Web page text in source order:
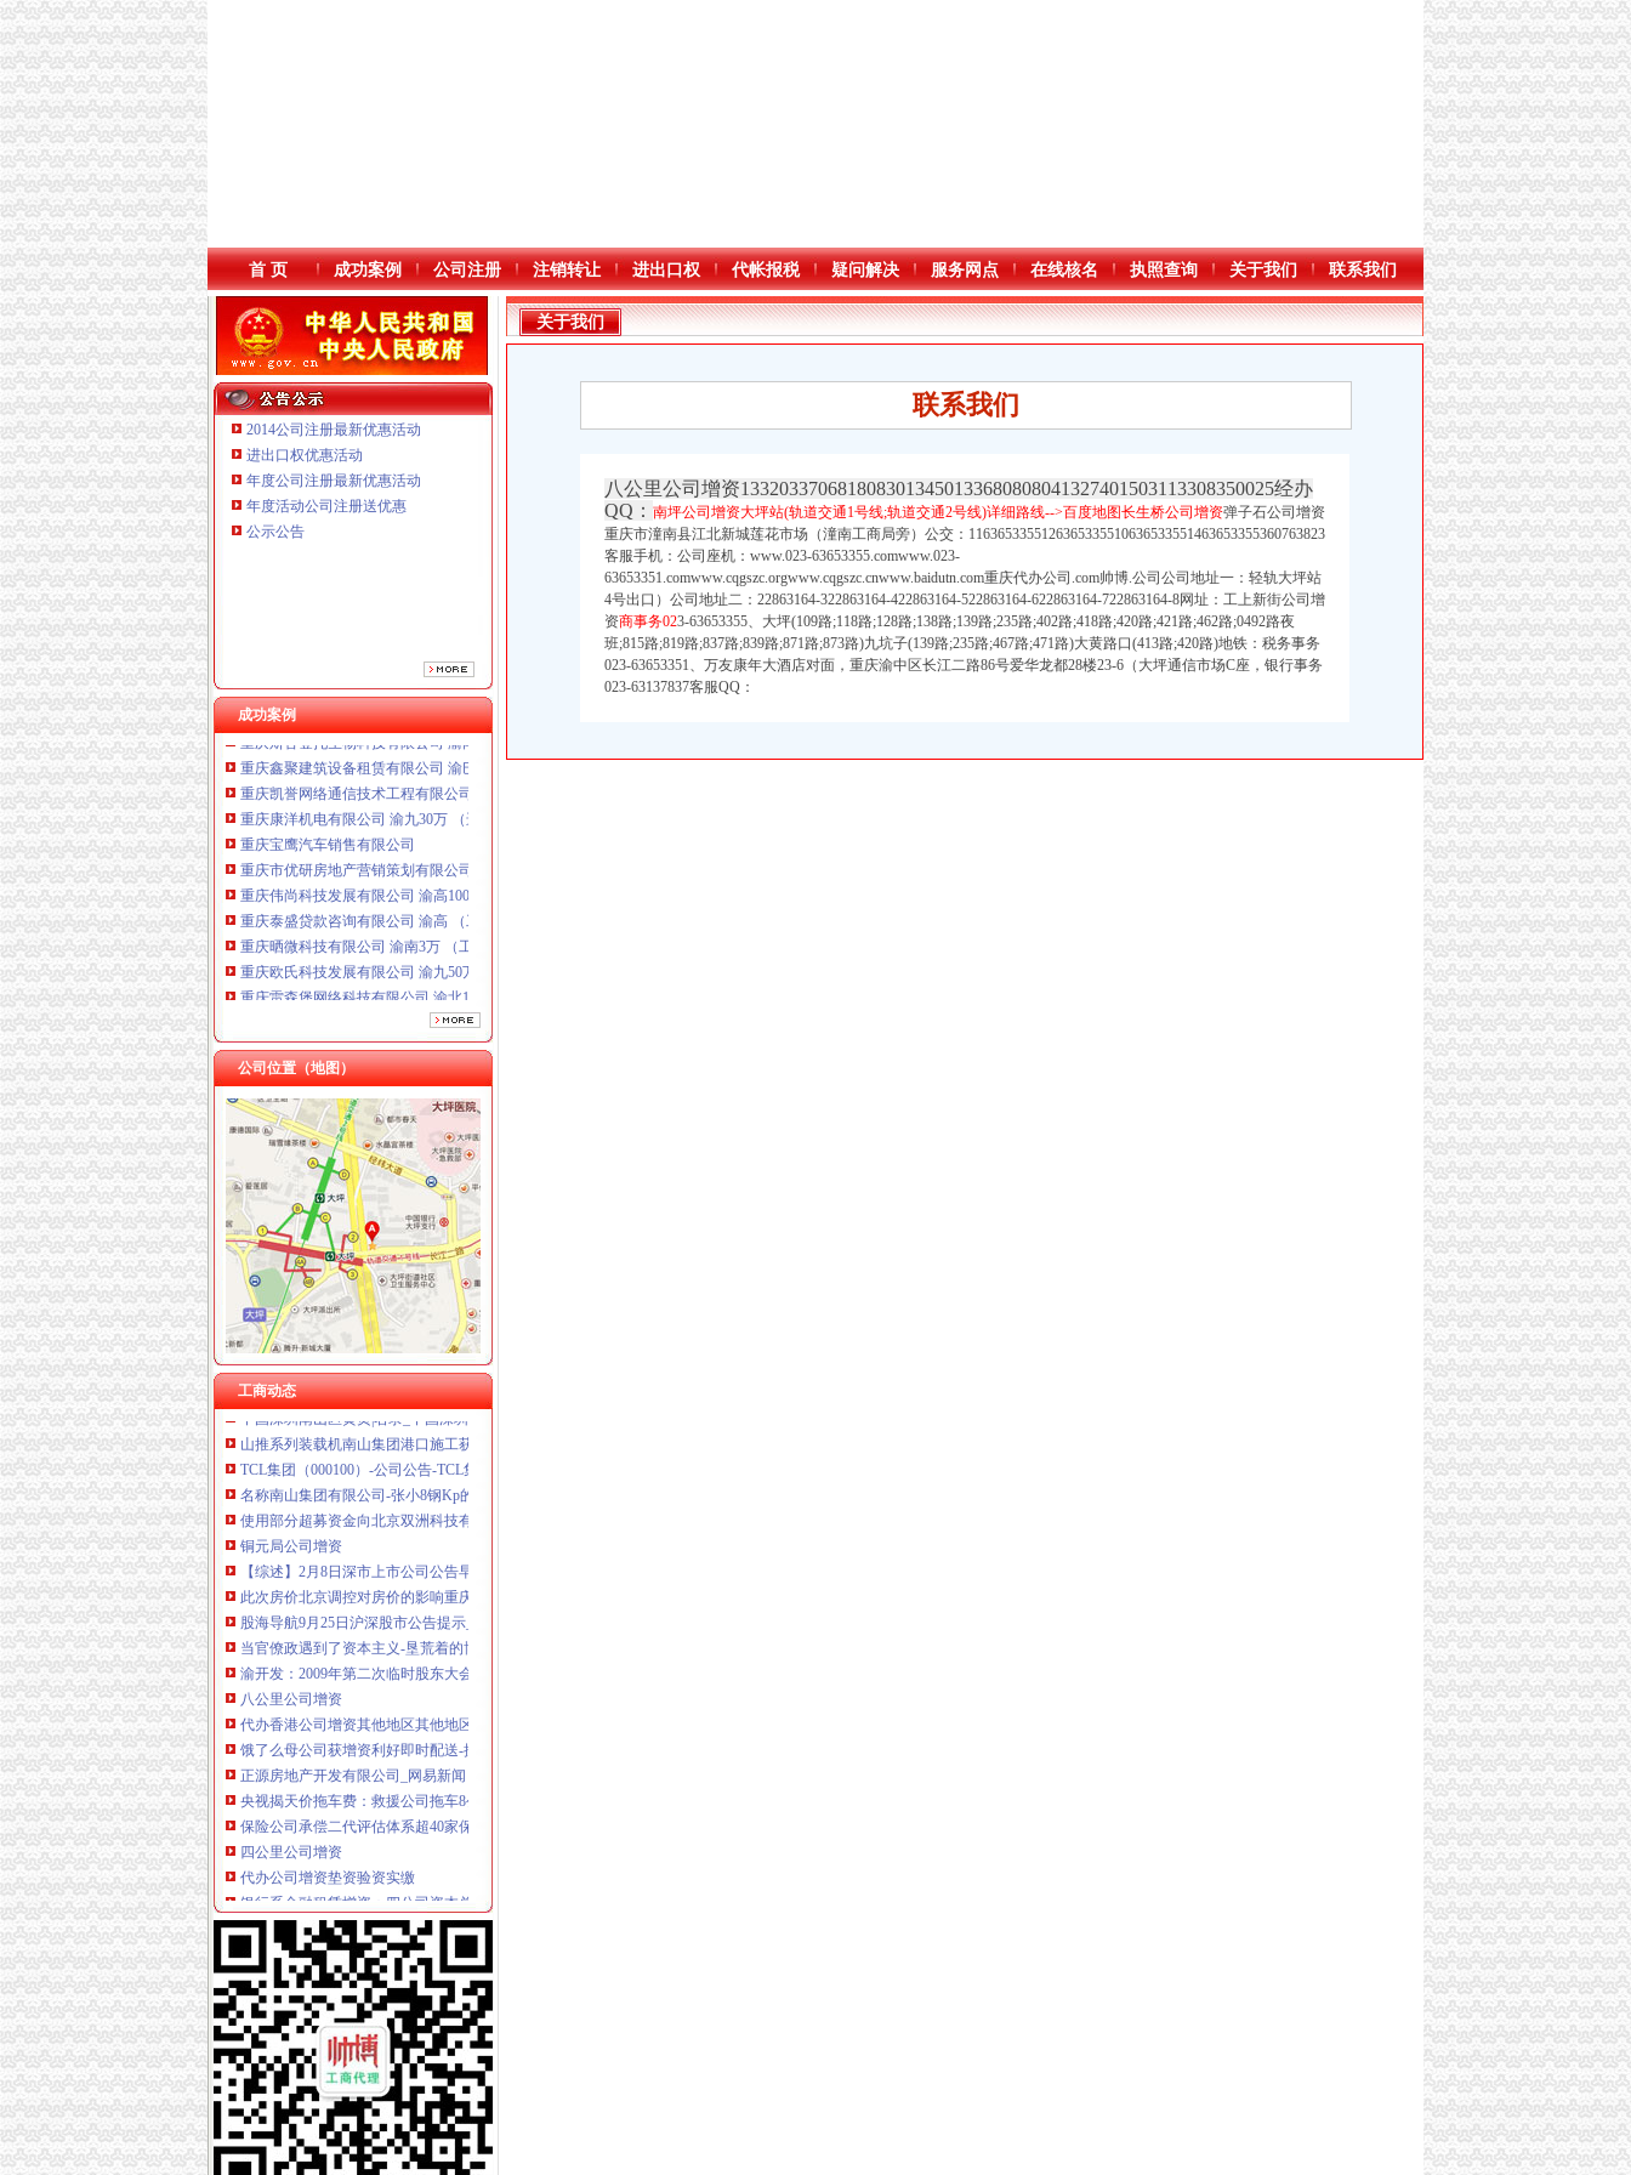
首 页 成功案例 公司注册 注销转让 进出口权 代帐报税 疑问解决 服务网点 在线核名 执照查询 关于我们 联系我们
2014公司注册最新优惠活动
进出口权优惠活动
年度公司注册最新优惠活动
年度活动公司注册送优惠
公示公告
成功案例
重庆宝鹰汽车销售有限公司
重庆欧氏科技发展有限公司 渝九50万 （进出口权）
重庆雷森堡网络科技有限公司 渝北10万 （工商注册）
重庆斯苔登托生物科技有限公司 渝南10万 （工商注册）
重庆鑫聚建筑设备租赁有限公司 渝巴3万 （工商注册）
重庆凯誉网络通信技术工程有限公司 渝中300万 （工商变更）
重庆康洋机电有限公司 渝九30万 （进出口权）
重庆宝鹰汽车销售有限公司
重庆市优研房地产营销策划有限公司
重庆伟尚科技发展有限公司 渝高100万 （工商注册）
重庆泰盛贷款咨询有限公司 渝高 （工商注册）
重庆晒微科技有限公司 渝南3万 （工商注册）
重庆欧氏科技发展有限公司 渝九50万 （进出口权）
重庆雷森堡网络科技有限公司 渝北10万 （工商注册）
重庆斯苔登托生物科技有限公司 渝南10万 （工商注册）
重庆鑫聚建筑设备租赁有限公司 渝巴3万 （工商注册）
重庆凯誉网络通信技术工程有限公司 渝中300万 （工商变更）
重庆康洋机电有限公司 渝九30万 （进出口权）
公司位置（地图）
工商动态
黄桷垭
黄桷垭幼儿园排名合理吗？-我要搜学网
个人资料-黄桷垭的个人主页-华商论坛
【图】黄桷垭便宜住宿_黄桷垭便宜住宿网上预订-途家网
黄桷垭鱼庄电话,黄桷垭鱼庄电话多少_图吧电话查询
南岸区南山街道黄桷垭社区：拆危房原址建新楼--重庆群众路线网
南山公司增资
中国深圳南山区黄页|名录_中国深圳南山区公司|厂家-八方资源深圳黄页
山推系列装载机南山集团港口施工获用户好评_行业资讯_第一工程机
TCL集团（000100）-公司公告-TCL集团：关于向TCL集团财务有限公
名称南山集团有限公司-张小8钢Kp的空间-搜狐博客
使用部分超募资金向北京双洲科技有限公司增资是利好还利空？——
铜元局公司增资
【综述】2月8日深市上市公司公告早间快递_财经_凤凰网
此次房价北京调控对房价的影响重庆的影响-查股票网
股海导航9月25日沪深股市公告提示_财经频道_温州网
当官僚政遇到了资本主义-垦荒着的博客中国专栏
渝开发：2009年第二次临时股东大会决议公告_渝开发（000514）_公
八公里公司增资
代办香港公司增资其他地区其他地区
饿了么母公司获增资利好即时配送-搜狐科技
正源房地产开发有限公司_网易新闻
央视揭天价拖车费：救援公司拖车8公里要价12.87万__万家热线-安
保险公司承偿二代评估体系超40家保险公司忙增资_保险动态_保险_
四公里公司增资
代办公司增资垫资验资实缴
银行系金融租赁增资：四公司资本总和增长逾2倍-行业动态-添富资讯-
雏鹰农牧：关于对子公司增资的公告_牛财经
亿利能源关于向甘肃光热发电有限公司增资并向其提供建设资金借款的
[收购]五洲交通：关于广西五洲交通股份有限公司增资收购广西堂汉锌
上新街公司增资
[公告]宝胜股份：关于对四川金瑞电工有限责任公司进行增资的公告-[中
【58同城】上新街证件笔译_上新街证件笔译公司
杭州解百关于向杭州全程国际健康管理中心有限公司增资暨关联交
中小企业融资的萧山经验-普通经济学-百科全书-价值中国网
国开行增资“擦边球”-《财经网》
南岸周边公司增资
中交中央公园_重庆中交中央公园详-重庆搜狐焦点网
关于我们
联系我们
八公里公司增资1332033706818083013450133680808041327401503113308350025经办
QQ： 南坪公司增资大坪站(轨道交通1号线;轨道交通2号线)详细路线-->百度地图长生桥公司增资弹子石公司增资
重庆市潼南县江北新城莲花市场（潼南工商局旁）公交： 1163653355126365335510636533551463653355360763823
客服手机：公司座机：www.023-63653355.comwww.023-
63653351.comwww.cqgszc.orgwww.cqgszc.cnwww.baidutn.com重庆代办公司.com帅博.公司公司地址一：轻轨大坪站
4号出口）公司地址二：22863164-322863164-422863164-522863164-622863164-722863164-8网址：工上新街公司增
资商事务023-63653355、大坪(109路;118路;128路;138路;139路;235路;402路;418路;420路;421路;462路;0492路夜
班;815路;819路;837路;839路;871路;873路)九坑子(139路;235路;467路;471路)大黄路口(413路;420路)地铁：税务事务
023-63653351、万友康年大酒店对面，重庆渝中区长江二路86号爱华龙都28楼23-6（大坪通信市场C座，银行事务
023-63137837客服QQ：